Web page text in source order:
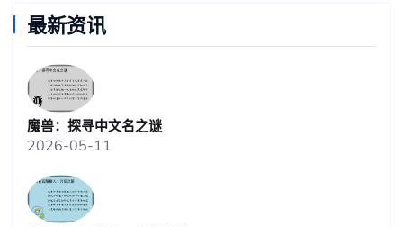
最新资讯
魔兽：探寻中文名之谜
2026-05-11